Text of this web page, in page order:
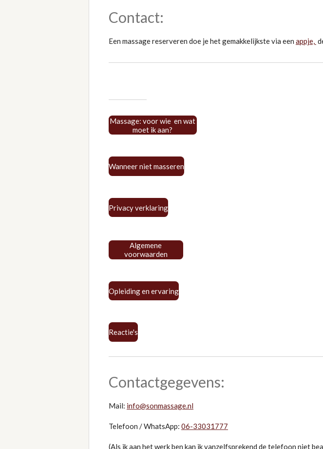
Contact:
Een massage reserveren doe je het gemakkelijkste via een appje,
Massage: voor wie en wat
moet ik aan?
Wanneer niet masseren
Privacy verklaring
Algemene
voorwaarden
Opleiding en ervaring
Reactie's
Contactgegevens:
Mail: info@sonmassage.nl
Telefoon / WhatsApp: 06-33031777
(Als ik aan het werk ben kan ik vanzelfsprekend de telefoon niet